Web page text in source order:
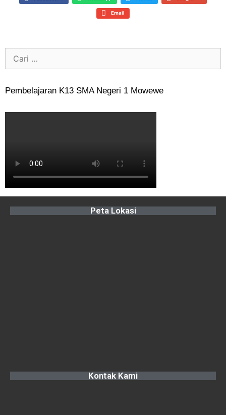
Email
Pembelajaran K13 SMA Negeri 1 Mowewe
Peta Lokasi
Kontak Kami